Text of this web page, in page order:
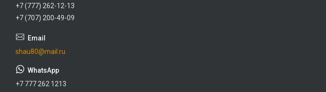
+7 (777) 262-12-13
+7 (707) 200-49-09
shau80@mail.ru
+7 777 262 1213